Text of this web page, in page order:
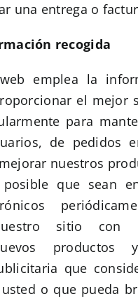
una entrega o
recogida
emplea la
el mejor
para
de pedidos
nuestros
que sean
sitio con
productos
que
o que pueda